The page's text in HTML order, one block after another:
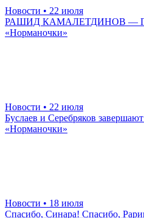
Новости • 22 июля
РАШИД КАМАЛЕТДИНОВ —
«Норманочки»
Новости • 22 июля
Буслаев и Серебряков
«Норманочки»
Новости • 18 июля
Спасибо, Синара! Спасибо,